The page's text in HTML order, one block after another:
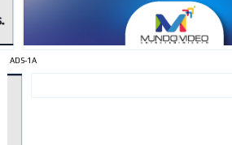
ADS-1A